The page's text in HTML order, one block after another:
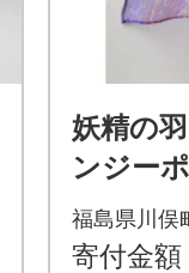
妖精の
ンジー
フ(加賀
ル
福島県川俣
寄付金額